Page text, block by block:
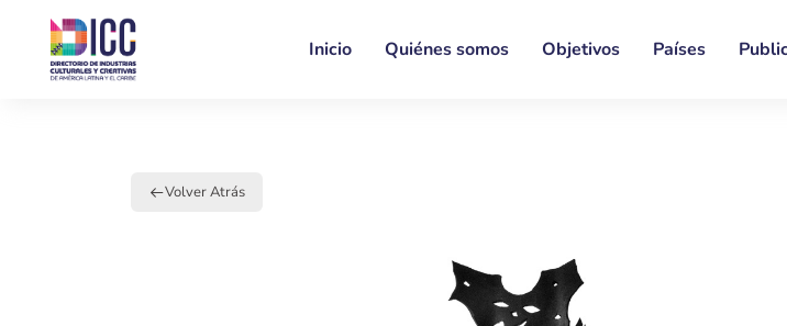
Inicio Quiénes somos Objetivos Países
Volver Atrás